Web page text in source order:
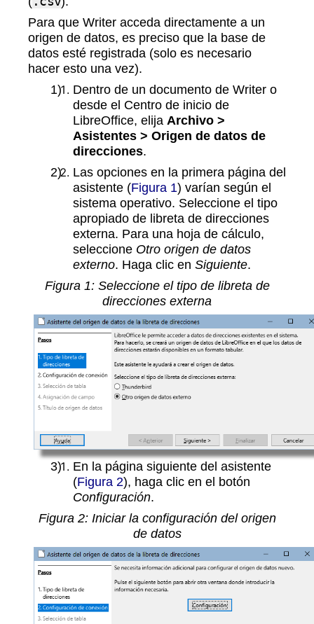
Para que Writer acceda directamente a un
origen de datos, es preciso que la base de
datos esté registrada (solo es necesario
hacer esto una vez).
Dentro de un documento de Writer o
desde el Centro de inicio de
LibreOffice, elija Archivo >
Asistentes > Origen de datos de
direcciones.
Las opciones en la primera página del
asistente (Figura 1) varían según el
sistema operativo. Seleccione el tipo
apropiado de libreta de direcciones
externa. Para una hoja de cálculo,
seleccione Otro origen de datos
externo. Haga clic en Siguiente.
Figura 1: Seleccione el tipo de libreta de
direcciones externa
En la página siguiente del asistente
(Figura 2), haga clic en el botón
Configuración.
Figura 2: Iniciar la configuración del origen
de datos